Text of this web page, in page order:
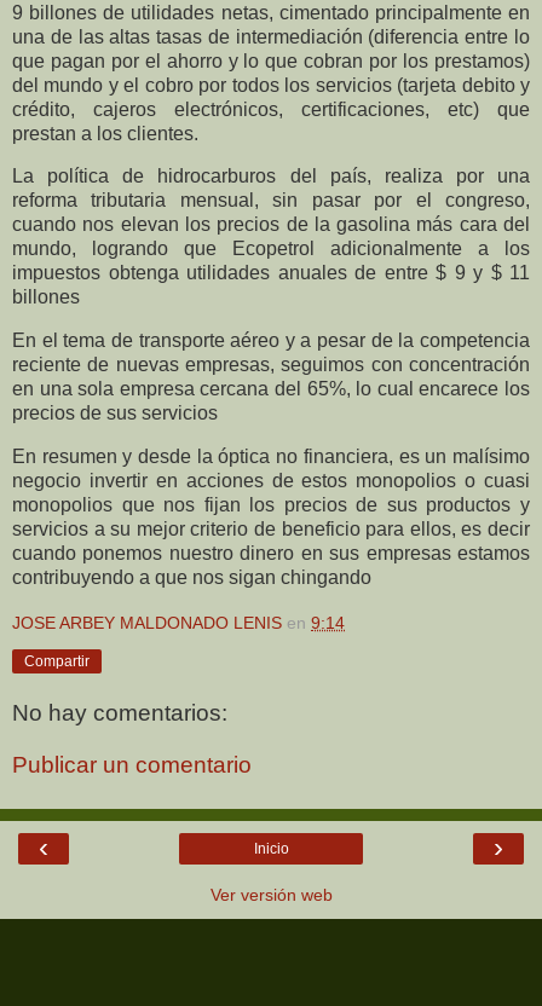
9 billones de utilidades netas, cimentado principalmente en
una de las altas tasas de intermediación (diferencia entre lo
que pagan por el ahorro y lo que cobran por los prestamos)
del mundo y el cobro por todos los servicios (tarjeta debito y
crédito, cajeros electrónicos, certificaciones, etc) que
prestan a los clientes.
La política de hidrocarburos del país, realiza por una
reforma tributaria mensual, sin pasar por el congreso,
cuando nos elevan los precios de la gasolina más cara del
mundo, logrando que Ecopetrol adicionalmente a los
impuestos obtenga utilidades anuales de entre $ 9 y $ 11
billones
En el tema de transporte aéreo y a pesar de la competencia
reciente de nuevas empresas, seguimos con concentración
en una sola empresa cercana del 65%, lo cual encarece los
precios de sus servicios
En resumen y desde la óptica no financiera, es un malísimo
negocio invertir en acciones de estos monopolios o cuasi
monopolios que nos fijan los precios de sus productos y
servicios a su mejor criterio de beneficio para ellos, es decir
cuando ponemos nuestro dinero en sus empresas estamos
contribuyendo a que nos sigan chingando
JOSE ARBEY MALDONADO LENIS en 9:14
Compartir
No hay comentarios:
Publicar un comentario
‹ ›
Inicio
Ver versión web